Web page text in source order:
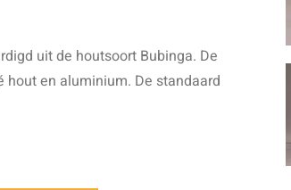
uit de houtsoort Bubinga. De
en aluminium. De standaard